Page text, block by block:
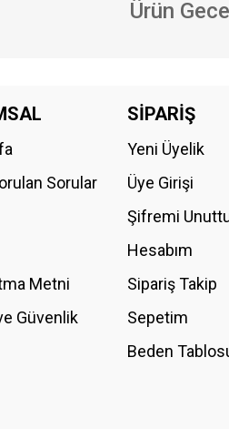
Ürün
veya görüntülenemiyor.
pahalı.
olmalı.
Sorular
Metni
Güvenlik
SİPARİŞ
Yeni Üyelik
Üye Girişi
Şifremi
Hesabım
Sipariş Takip
Sepetim
Beden